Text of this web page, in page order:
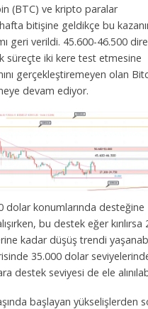
(BTC) ve kripto paralar
bitişine geldikçe bu
geri verildi. 45.600-46.500
süreçte iki kere test etmesine
gerçekleştiremeyen olan
devam ediyor.
dolar konumlarında desteğine
bu destek eğer kırılırsa
kadar düşüş trendi
35.000 dolar
destek seviyesi de ele
başlayan yükselişlerden